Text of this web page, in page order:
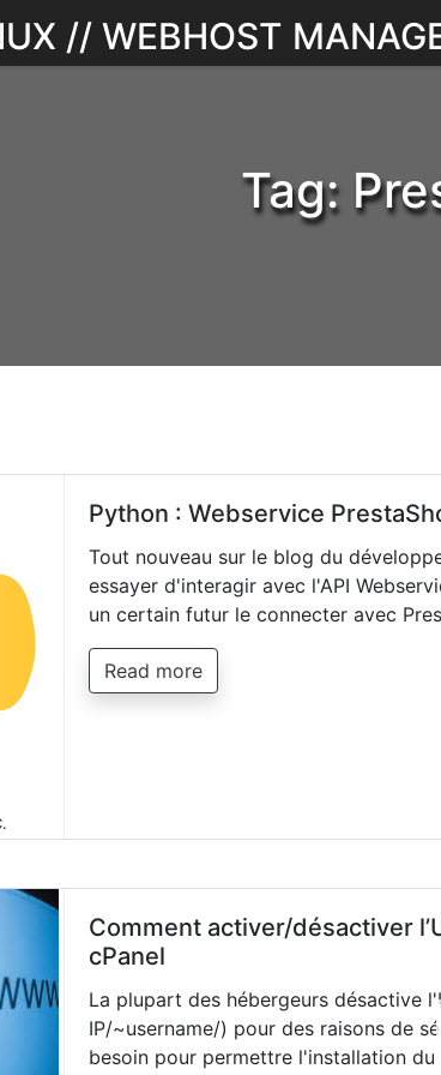
// WEBHOST
Tag:
Python : Webservice
Tout nouveau sur le blog du
essayer d'interagir avec l'API
un certain futur le connecter avec
Read more
Comment activer/désactiver
cPanel
La plupart des hébergeurs désactive
IP/~username/) pour des raisons de
besoin pour permettre l'installation